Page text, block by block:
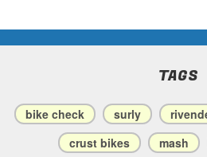
TAGS
bike check surly
crust bikes
mash